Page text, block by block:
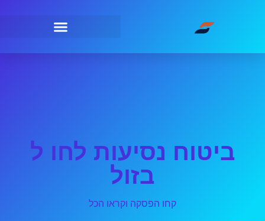
ביטוח נסיעות לחו ל
בזול
קחו הפסקה וקראו הכל